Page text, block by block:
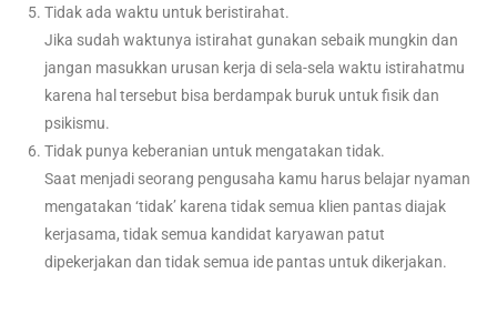
Tidak ada waktu untuk beristirahat.
Jika sudah waktunya istirahat gunakan sebaik mungkin dan
jangan masukkan urusan kerja di sela-sela waktu istirahatmu
karena hal tersebut bisa berdampak buruk untuk fisik dan
psikismu.
Tidak punya keberanian untuk mengatakan tidak.
Saat menjadi seorang pengusaha kamu harus belajar nyaman
mengatakan ‘tidak’ karena tidak semua klien pantas diajak
kerjasama, tidak semua kandidat karyawan patut
dipekerjakan dan tidak semua ide pantas untuk dikerjakan.